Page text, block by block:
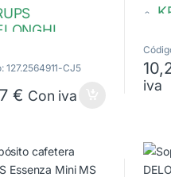
next
127.2564911-CJ5
€ Con iva
iva